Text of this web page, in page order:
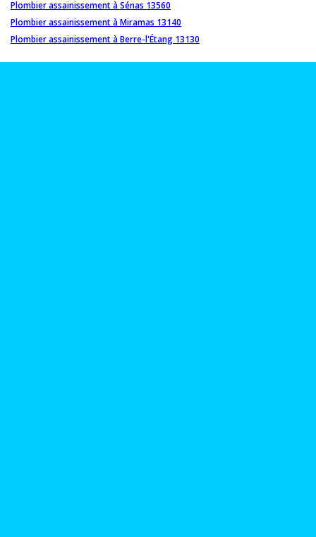
Plombier assainissement à Sénas 13560
Plombier assainissement à Miramas 13140
Plombier assainissement à Berre-l'Étang 13130